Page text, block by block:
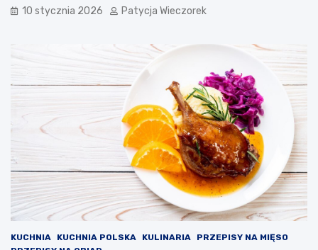
10 stycznia 2026 Patycja Wieczorek
KUCHNIA KUCHNIA POLSKA KULINARIA
PRZEPISY NA MIĘSO